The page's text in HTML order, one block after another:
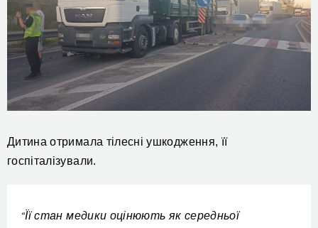
Дитина отримала тілесні ушкодження, її
госпіталізували.
“Її стан медики оцінюють як середньої